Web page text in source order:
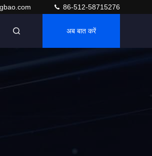
86-512-58715276
अब बात करें